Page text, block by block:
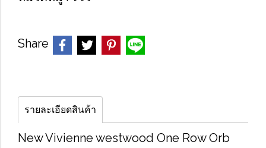
Share
รายละเอียดสินค้า
New Vivienne westwood One Row Orb